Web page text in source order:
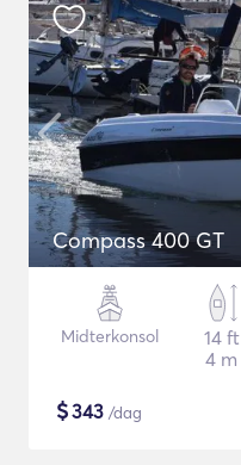
Compass 400 GT
Midterkonsol
14 ft
4 m
$343 /dag